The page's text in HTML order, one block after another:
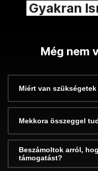
Gyakran
Még nem
Miért van
Mekkora összeggel
Beszámoltok arról,
támogatást?